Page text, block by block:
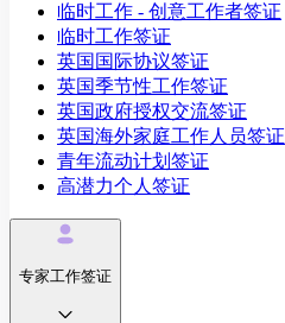
临时工作 - 创意工作者签证
临时工作签证
英国国际协议签证
英国季节性工作签证
英国政府授权交流签证
英国海外家庭工作人员签证
青年流动计划签证
高潜力个人签证
专家工作签证